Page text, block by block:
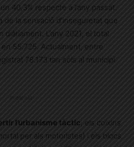
40,3% respecte a l’any passat.
de la sensació d’inseguretat que
L’any 2021, el total
55.725. Actualment, entre
78.173 tan sols al municipi
Publicitat
l’urbanisme tàctic, els coixins
per als motoristes) i els blocs